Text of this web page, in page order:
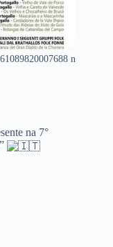
n
na 7°